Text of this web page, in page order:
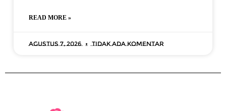
READ MORE »
Agustus 7, 2026 Tidak ada komentar